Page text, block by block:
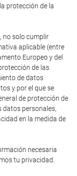
protección de la
no solo cumplir
aplicable (entre
Europeo y del
de las
de datos
y por el que se
de protección de
datos personales,
en la medida de
necesaria
tu privacidad.